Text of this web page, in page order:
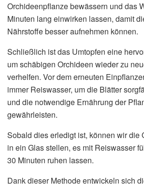
Orchideenpflanze bewässern und das
Minuten lang einwirken lassen, damit
Nährstoffe besser aufnehmen können.
Schließlich ist das Umtopfen eine
um schäbigen Orchideen wieder zu
verhelfen. Vor dem erneuten
immer Reiswasser, um die Blätter
und die notwendige Ernährung der
gewährleisten.
Sobald dies erledigt ist, können wir die
in ein Glas stellen, es mit Reiswasser
30 Minuten ruhen lassen.
Dank dieser Methode entwickeln sich